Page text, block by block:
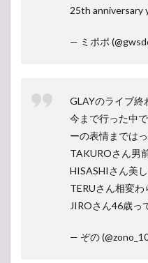
25th anniversary
— ミポポ
GLAYのライブ終
今まで行った中
ーの表情までは
TAKUROさん男
HISASHIさん美し
TERUさん相変わ
JIROさん46歳っ
— ぞの